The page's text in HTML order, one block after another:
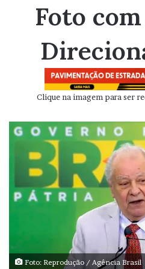
mail
Foto
Clique na imagem para ser
Foto: Reprodução / Agência Brasil